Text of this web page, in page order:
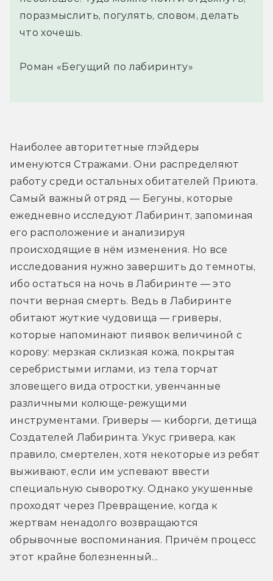
поразмыслить, погулять, словом, делать
что хочешь.
Роман «Бегущий по лабиринту»
Наиболее авторитетные глэйдеры
именуются Стражами. Они распределяют
работу среди остальных обитателей Приюта.
Самый важный отряд — Бегуны, которые
ежедневно исследуют Лабиринт, запоминая
его расположение и анализируя
происходящие в нём изменения. Но все
исследования нужно завершить до темноты,
ибо остаться на ночь в Лабиринте — это
почти верная смерть. Ведь в Лабиринте
обитают жуткие чудовища — гриверы,
которые напоминают пиявок величиной с
корову: мерзкая склизкая кожа, покрытая
серебристыми иглами, из тела торчат
зловещего вида отростки, увенчанные
различными колюще-режущими
инструментами. Гриверы — киборги, детища
Создателей Лабиринта. Укус гривера, как
правило, смертелен, хотя некоторые из ребят
выживают, если им успевают ввести
специальную сыворотку. Однако укушенные
проходят через Превращение, когда к
жертвам ненадолго возвращаются
обрывочные воспоминания. Причём процесс
этот крайне болезненный...